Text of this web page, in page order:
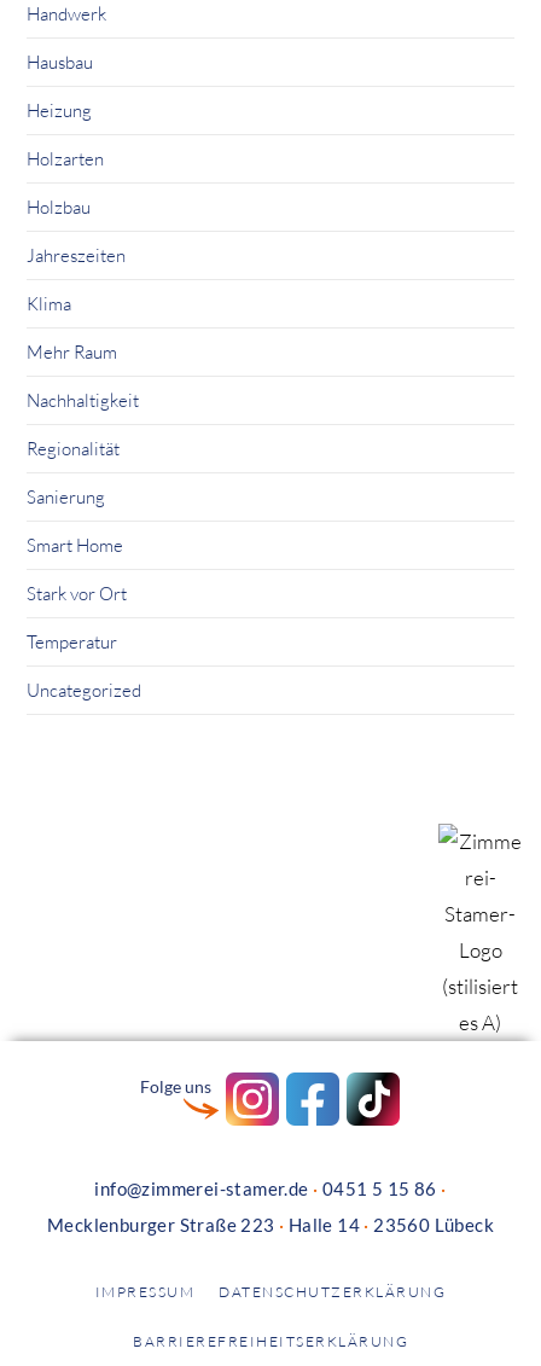
Handwerk
Hausbau
Heizung
Holzarten
Holzbau
Jahreszeiten
Klima
Mehr Raum
Nachhaltigkeit
Regionalität
Sanierung
Smart Home
Stark vor Ort
Temperatur
Uncategorized
Folge uns
info@zimmerei-stamer.de · 0451 5 15 86 ·
Mecklenburger Straße 223 · Halle 14 · 23560 Lübeck
IMPRESSUM DATENSCHUTZERKLÄRUNG
BARRIEREFREIHEITSERKLÄRUNG